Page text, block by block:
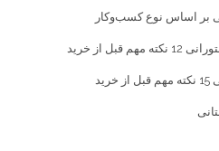
بر اساس نوع کسب‌و‌کار
از خرید